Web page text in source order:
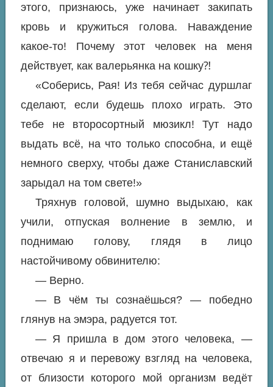
этого, признаюсь, уже начинает закипать
кровь и кружиться голова. Наваждение
какое-то! Почему этот человек на меня
действует, как валерьянка на кошку⁈
«Соберись, Рая! Из тебя сейчас дуршлаг
сделают, если будешь плохо играть. Это
тебе не второсортный мюзикл! Тут надо
выдать всё, на что только способна, и ещё
немного сверху, чтобы даже Станиславский
зарыдал на том свете!»
Тряхнув головой, шумно выдыхаю, как
учили, отпуская волнение в землю, и
поднимаю голову, глядя в лицо
настойчивому обвинителю:
— Верно.
— В чём ты сознаёшься? — победно
глянув на эмэра, радуется тот.
— Я пришла в дом этого человека, —
отвечаю я и перевожу взгляд на человека,
от близости которого мой организм ведёт